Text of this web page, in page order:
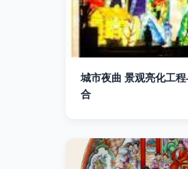
城市夜曲 景观亮化工
合